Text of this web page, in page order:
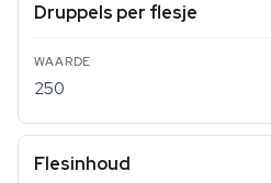
Druppels per flesje
250
Flesinhoud